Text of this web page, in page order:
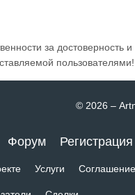
за достоверность и
пользователями!
© 2026 –
Форум Регистрация
Услуги Соглашение